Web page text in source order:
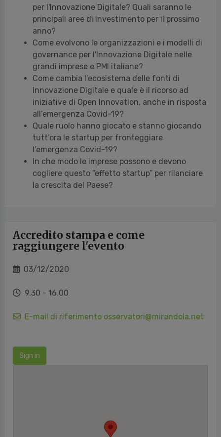
per l'Innovazione Digitale? Quali saranno le
principali aree di investimento per il prossimo
anno?
Come evolvono le organizzazioni e i modelli di
governance per l'Innovazione Digitale nelle
grandi imprese e PMI italiane?
Come cambia l’ecosistema delle fonti di
Innovazione Digitale e quale è il ricorso ad
iniziative di Open Innovation, anche in risposta
all’emergenza Covid-19?
Quale ruolo hanno giocato e stanno giocando
tutt’ora le startup per fronteggiare
l’emergenza Covid-19?
In che modo le imprese possono e devono
cogliere questo “effetto startup” per rilanciare
la crescita del Paese?
Accredito stampa e come
raggiungere l'evento
03/12/2020
9.30 - 16.00
E-mail di riferimento osservatori@mirandola.net
Sign in